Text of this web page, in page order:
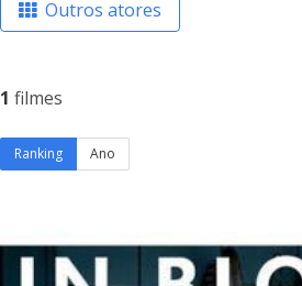
Outros atores
1 filmes
Ranking Ano